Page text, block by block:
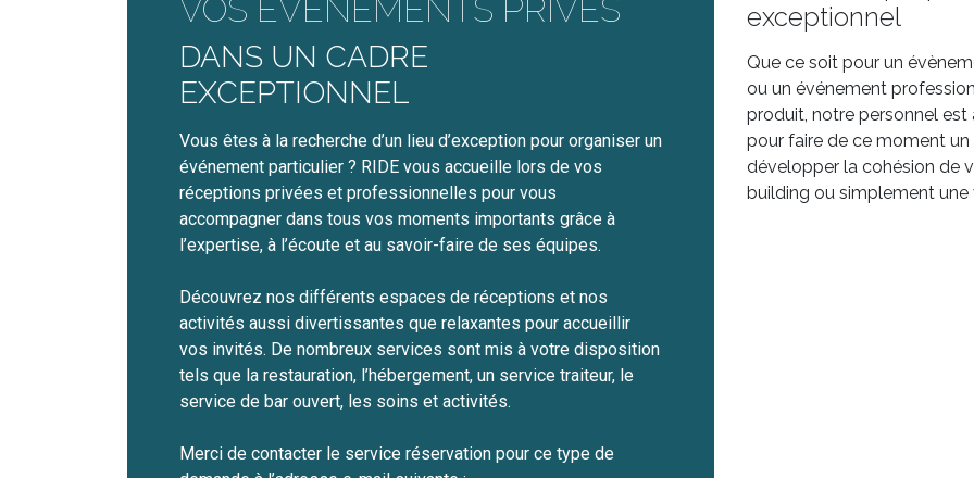
VOS ÉVÈNEMENTS PRIVÉS
DANS UN CADRE
EXCEPTIONNEL
Vous êtes à la recherche d’un lieu d’exception pour organiser un
événement particulier ? RIDE vous accueille lors de vos
réceptions privées et professionnelles pour vous
accompagner dans tous vos moments importants grâce à
l’expertise, à l’écoute et au savoir-faire de ses équipes.
Découvrez nos différents espaces de réceptions et nos
activités aussi divertissantes que relaxantes pour accueillir
vos invités. De nombreux services sont mis à votre disposition
tels que la restauration, l’hébergement, un service traiteur, le
service de bar ouvert, les soins et activités.
Merci de contacter le service réservation pour ce type de
exceptionnel
Que ce soit pour un
ou un événement
produit, notre personnel
pour faire de ce moment
développer la cohésion de
building ou simplement une